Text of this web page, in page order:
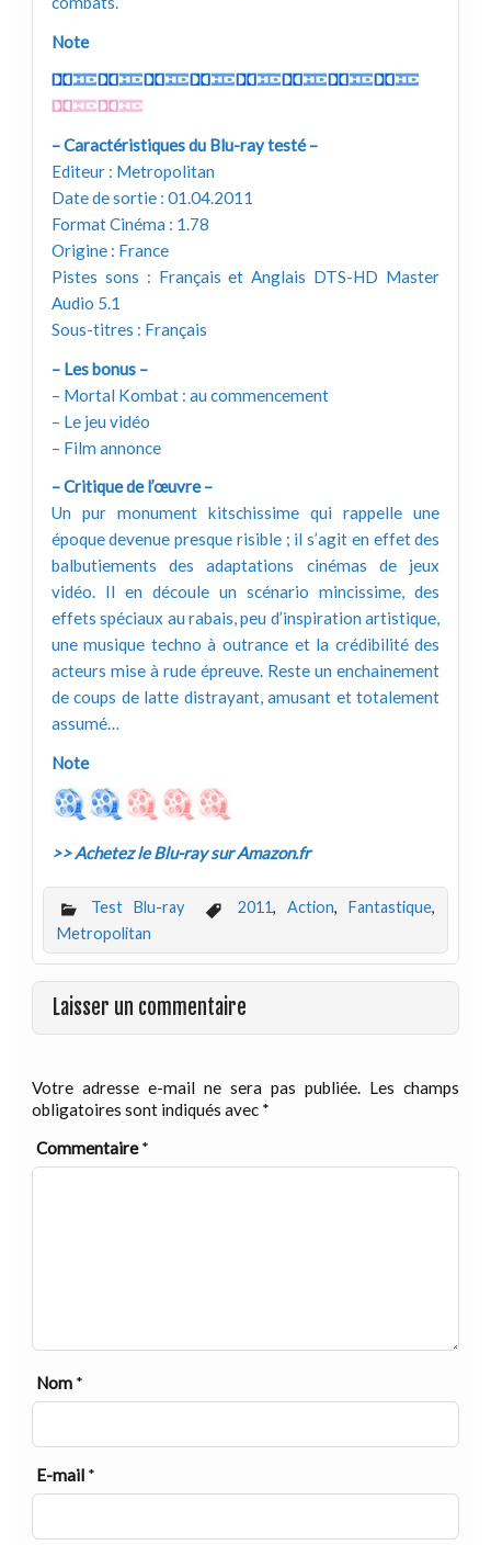
Note
– Caractéristiques du Blu-ray testé –
Editeur : Metropolitan
Date de sortie : 01.04.2011
Format Cinéma : 1.78
Origine : France
Pistes sons : Français et Anglais DTS-HD Master
Audio 5.1
Sous-titres : Français
– Les bonus –
– Mortal Kombat : au commencement
– Le jeu vidéo
– Film annonce
– Critique de l’œuvre –
Un pur monument kitschissime qui rappelle une
époque devenue presque risible ; il s’agit en effet des
balbutiements des adaptations cinémas de jeux
vidéo. Il en découle un scénario mincissime, des
effets spéciaux au rabais, peu d’inspiration artistique,
une musique techno à outrance et la crédibilité des
acteurs mise à rude épreuve. Reste un enchainement
de coups de latte distrayant, amusant et totalement
assumé…
Note
>> Achetez le Blu-ray sur Amazon.fr
Test Blu-ray 2011, Action, Fantastique,
Metropolitan
Laisser un commentaire
Votre adresse e-mail ne sera pas publiée.
Les champs
obligatoires sont indiqués avec *
Commentaire*
Nom *
E-mail *